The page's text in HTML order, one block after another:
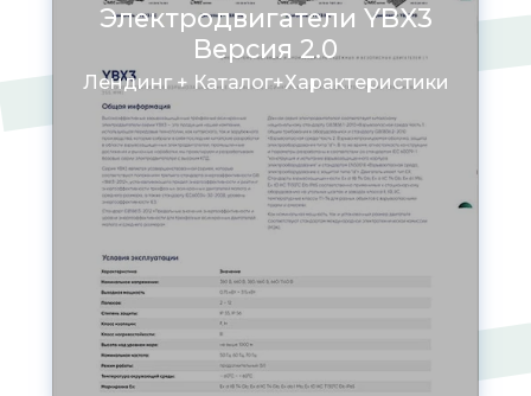
Электродвигатели YBX3
Версия 2.0
Лендинг + Каталог+Характеристики